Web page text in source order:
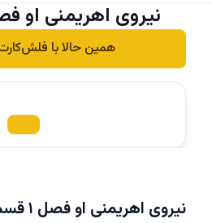
نیروی اهریمنی او فصل ۱
همین حالا با
نیروی اهریمنی او فصل ۱ قسمت ۱